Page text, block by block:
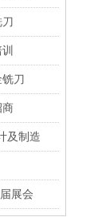
刀
商
及制造
展会